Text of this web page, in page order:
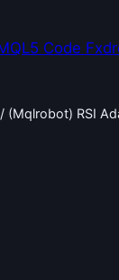
/ (Mqlrobot) RSI